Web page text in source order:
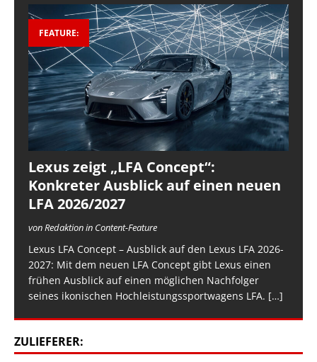
FEATURE:
Lexus zeigt „LFA Concept“:
Konkreter Ausblick auf einen neuen
LFA 2026/2027
von Redaktion in Content-Feature
Lexus LFA Concept – Ausblick auf den Lexus LFA 2026-
2027: Mit dem neuen LFA Concept gibt Lexus einen
frühen Ausblick auf einen möglichen Nachfolger
seines ikonischen Hochleistungssportwagens LFA. […]
ZULIEFERER: